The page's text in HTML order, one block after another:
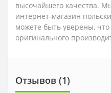
высочайшего качества.
интернет-магазин
можете быть уверены, что
оригинального
Отзывов (1)